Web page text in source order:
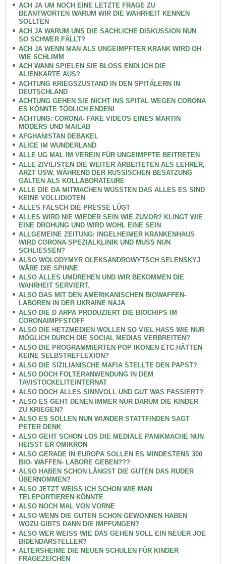
ACH JA UM NOCH EINE LETZTE FRAGE ZU
BEANTWORTEN WARUM WIR DIE WAHRHEIT KENNEN
SOLLTEN
ACH JA WARUM UNS DIE SACHLICHE DISKUSSION NUN
SO SCHWER FÄLLT?
ACH JA WENN MAN ALS UNGEIMPFTER KRANK WIRD OH
WIE SCHLIMM
ACH WANN SPIELEN SIE BLOSS ENDLICH DIE
ALIENKARTE AUS?
ACHTUNG KRIEGSZUSTAND IN DEN SPITÄLERN IN
DEUTSCHLAND
ACHTUNG GEHEN SIE NICHT INS SPITAL WEGEN CORONA
ES KÖNNTE TÖDLICH ENDEN!
ACHTUNG: CORONA- FAKE VIDEOS EINES MARTIN
MODERS UND MAILAB
AFGHANISTAN DEBAKEL
ALICE IM WUNDERLAND
ALLE UG MAL IM VEREIN FÜR UNGEIMPFTE BEITRETEN
ALLE ZIVILISTEN DIE WEITER ARBEITETEN ALS LEHRER,
ARZT USW. WÄHREND DER RUSSISCHEN BESATZUNG
GALTEN ALS KOLLABORATEURE
ALLE DIE DA MITMACHEN WUSSTEN DAS ALLES ES SIND
KEINE VOLLIDIOTEN
ALLES FALSCH DIE PRESSE LÜGT
ALLES WIRD NIE WIEDER SEIN WIE ZUVOR? KLINGT WIE
EINE DROHUNG UND WIRD WOHL EINE SEIN
ALLGEMEINE ZEITUNG: INGELHEIMER KRANKENHAUS
WIRD CORONA-SPEZIALKLINIK UND MUSS NUN
SCHLIESSEN?
ALSO WOLODYMYR OLEKSANDROWYTSCH SELENSKYJ
WÄRE DIE SPINNE
ALSO ALLES UMDREHEN UND WIR BEKOMMEN DIE
WAHRHEIT SERVIERT.
ALSO DAS MIT DEN AMERIKANISCHEN BIOWAFFEN-
LABOREN IN DER UKRAINE NAJA
ALSO DIE D ARPA PRODUZIERT DIE BIOCHIPS IM
CORONAIMPFSTOFF
ALSO DIE HETZMEDIEN WOLLEN SO VIEL HASS WIE NUR
MÖGLICH DURCH DIE SOCIAL MEDIAS VERBREITEN?
ALSO DIE PROGRAMMIERTEN POP IKONEN ETC.HÄTTEN
KEINE SELBSTREFLEXION?
ALSO DIE SIZILIANISCHE MAFIA STELLTE DEN PAPST?
ALSO DOCH FOLTERANWENDUNG IN DEM
TAVISTOCKELITEINTERNAT
ALSO DOCH ALLES SINNVOLL UND GUT WAS PASSIERT?
ALSO ES GEHT DENEN IMMER NUR DARUM DIE KINDER
ZU KRIEGEN?
ALSO ES SOLLEN NUN WUNDER STATTFINDEN SAGT
PETER DENK
ALSO GEHT SCHON LOS DIE MEDIALE PANIKMACHE NUN
HEISST ER OMIKRON
ALSO GERADE IN EUROPA SOLLEN ES MINDESTENS 300
BIO- WAFFEN- LABORE GEBEN???
ALSO HABEN SCHON LÄNGST DIE GUTEN DAS RUDER
ÜBERNOMMEN?
ALSO JETZT WEISS ICH SCHON WIE MAN
TELEPORTIEREN KÖNNTE
ALSO NOCH MAL VON VORNE
ALSO WENN DIE GUTEN SCHON GEWONNEN HABEN
WOZU GIBTS DANN DIE IMPFUNGEN?
ALSO WER WEISS WIE DAS GEHEN SOLL EIN NEUER JOE
BIDENDARSTELLER?
ALTERSHEIME DIE NEUEN SCHULEN FÜR KINDER
FRAGEZEICHEN